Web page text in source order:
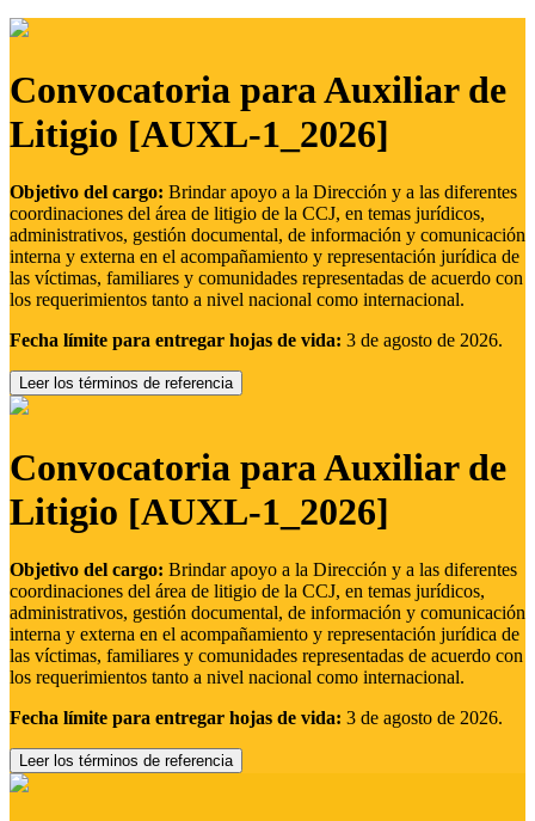
Convocatoria para Auxiliar de
Litigio [AUXL-1_2026]
Objetivo del cargo: Brindar apoyo a la Dirección y a las diferentes
coordinaciones del área de litigio de la CCJ, en temas jurídicos,
administrativos, gestión documental, de información y comunicación
interna y externa en el acompañamiento y representación jurídica de
las víctimas, familiares y comunidades representadas de acuerdo con
los requerimientos tanto a nivel nacional como internacional.
Fecha límite para entregar hojas de vida: 3 de agosto de 2026.
Leer los términos de referencia
Convocatoria para Auxiliar de
Litigio [AUXL-1_2026]
Objetivo del cargo: Brindar apoyo a la Dirección y a las diferentes
coordinaciones del área de litigio de la CCJ, en temas jurídicos,
administrativos, gestión documental, de información y comunicación
interna y externa en el acompañamiento y representación jurídica de
las víctimas, familiares y comunidades representadas de acuerdo con
los requerimientos tanto a nivel nacional como internacional.
Fecha límite para entregar hojas de vida: 3 de agosto de 2026.
Leer los términos de referencia